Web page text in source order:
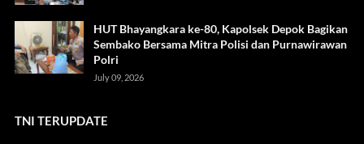
HUT Bhayangkara ke-80, Kapolsek Depok Bagikan
Sembako Bersama Mitra Polisi dan Purnawirawan
Polri
July 09, 2026
TNI TERUPDATE